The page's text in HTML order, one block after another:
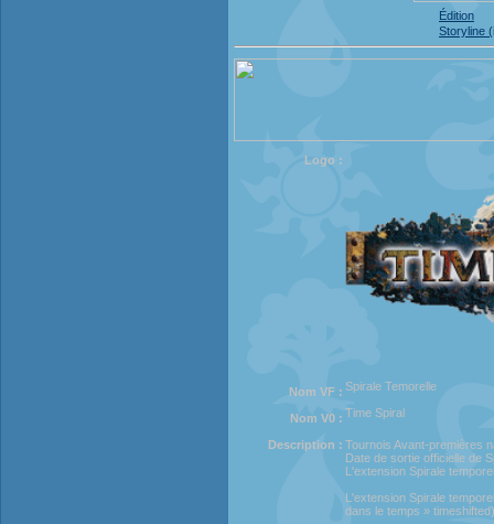
Édition
Storyline
Logo :
Nom VF : Spirale Temorelle
Nom V0 : Time Spiral
Description : Tournois Avant-premières
Date de sortie officielle de
L'extension Spirale
L'extension Spirale
dans le temps »